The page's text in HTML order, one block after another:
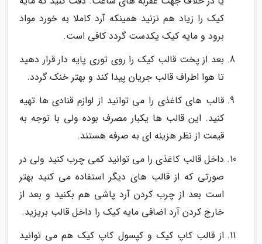
کیک را زیاد هم نزنید همینکه آرد کاملا به خورد مواد
برود و مایه کیک یکدست گردد کافی است.
بعد از پخت قالب کیک را روی توری پایه دار قرار دهید
تا هوا اطراف قالب جریان پیدا کند و بهتر خنک گردد.
قالب های کاغذی را می توانید از لوازم قنادی ها تهیه
کنید. این قالب ها یکبار مصرف بوده ولی با توجه به
قیمت از نظر هزینه ای به صرفه هستند.
داخل قالب کاغذی را می توانید کمی چرب کنید ولی در
صورتی که از قالب های دیگر استفاده می کنید بهتر
است بعد از چرب کردن آرد پاشی هم بکنید و بعد از
خارج کردن آرد اضافی مایه کیک را داخل قالب بریزید.
از قالب کاپ کیک و کپسول کاپ کیک هم می توانید